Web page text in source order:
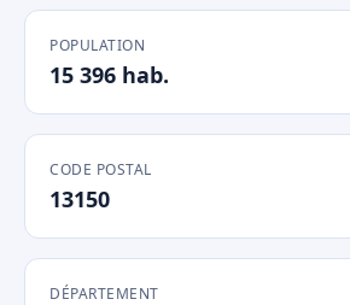
POPULATION
15 396 hab.
CODE POSTAL
13150
DÉPARTEMENT